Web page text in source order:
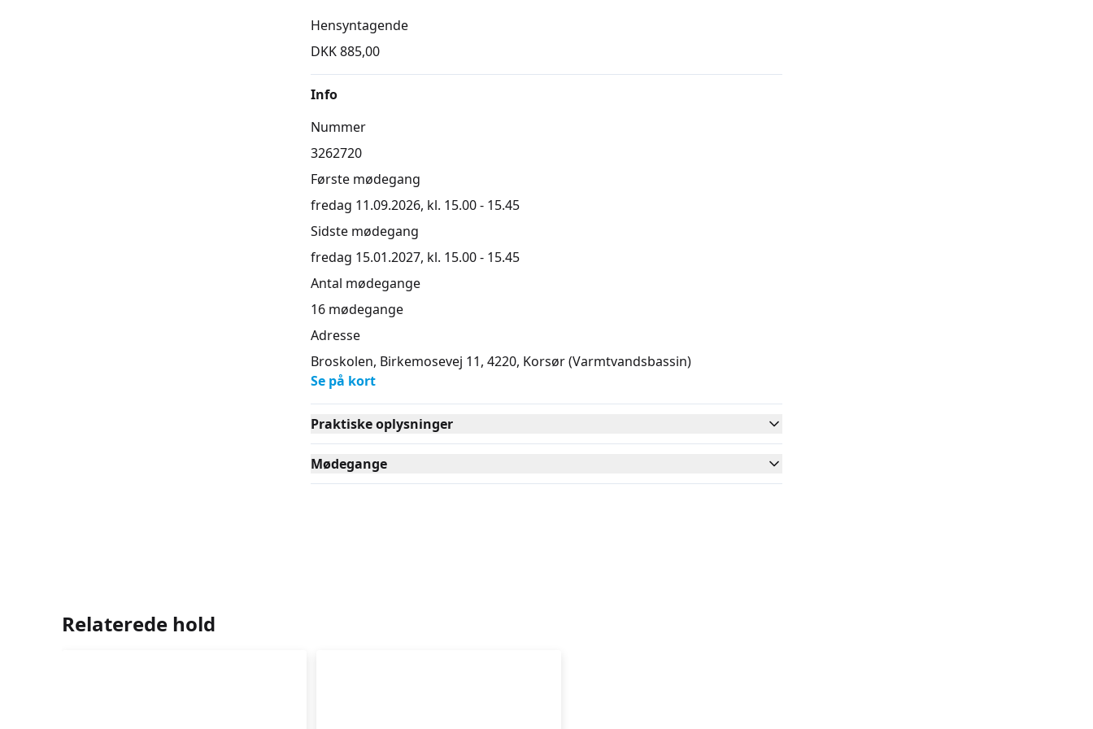
Hensyntagende
DKK 885,00
Info
Nummer
3262720
Første mødegang
fredag 11.09.2026, kl. 15.00 - 15.45
Sidste mødegang
fredag 15.01.2027, kl. 15.00 - 15.45
Antal mødegange
16 mødegange
Adresse
Broskolen, Birkemosevej 11, 4220, Korsør(Varmtvandsbassin)
Se på kort
Praktiske oplysninger
Mødegange
Relaterede hold